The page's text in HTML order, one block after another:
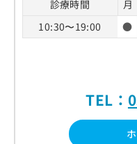
診療時間 月
10:30〜19:00
●
TEL：